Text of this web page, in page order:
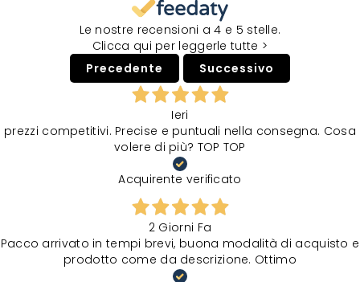
Le nostre recensioni a 4 e 5 stelle.
Clicca qui per leggerle tutte >
Precedente
Successivo
Ieri
prezzi competitivi. Precise e puntuali nella consegna. Cosa
volere di più? TOP TOP
Acquirente verificato
2 Giorni Fa
Pacco arrivato in tempi brevi, buona modalità di acquisto e
prodotto come da descrizione. Ottimo